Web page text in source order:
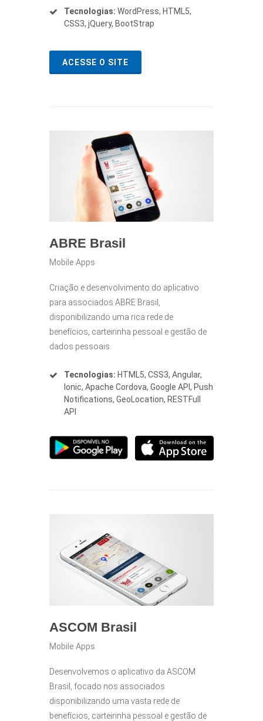
Tecnologias: WordPress, HTML5,
CSS3, jQuery, BootStrap
ACESSE O SITE
ABRE Brasil
Mobile Apps
Criação e desenvolvimento do aplicativo
para associados ABRE Brasil,
disponibilizando uma rica rede de
benefícios, carteirinha pessoal e gestão de
dados pessoais.
Tecnologias: HTML5, CSS3, Angular,
Ionic, Apache Cordova, Google API, Push
Notifications, GeoLocation, RESTFull
API
ASCOM Brasil
Mobile Apps
Desenvolvemos o aplicativo da ASCOM
Brasil, focado nos associados
disponibilizando uma vasta rede de
benefícios, carteirinha pessoal e gestão de